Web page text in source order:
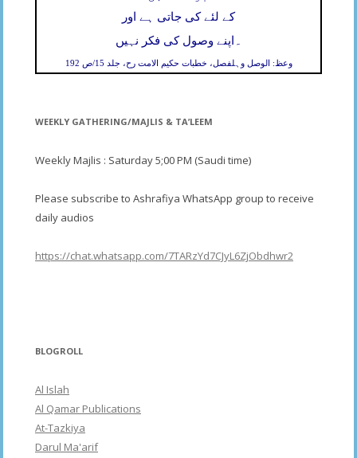
کے لئے کی جاتی ہے اور
اپنے وصول کی فکر نہیں ۔
وعظ: الوصل وہلفصل، خطبات حکیم الامت رح، جلد 15/ص 192
WEEKLY GATHERING/MAJLIS & TA’LEEM
Weekly Majlis : Saturday 5;00 PM (Saudi time)
Please subscribe to Ashrafiya WhatsApp group to receive
daily audios
https://chat.whatsapp.com/7TARzYd7CJyL6ZjObdhwr2
BLOGROLL
Al Islah
Al Qamar Publications
At-Tazkiya
Darul Ma'arif